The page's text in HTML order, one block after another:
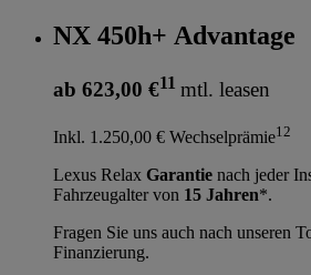
NX 450h+ Advantage
ab 623,00 €11 mtl. leasen
Inkl. 1.250,00 € Wechselprämie12
Lexus Relax Garantie nach jeder
Fahrzeugalter von 15 Jahren*.
Fragen Sie uns auch nach unseren
Finanzierung.